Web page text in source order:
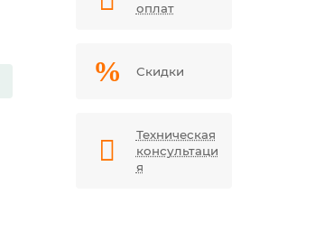
оплат
Скидки
Техническая
консультаци
я